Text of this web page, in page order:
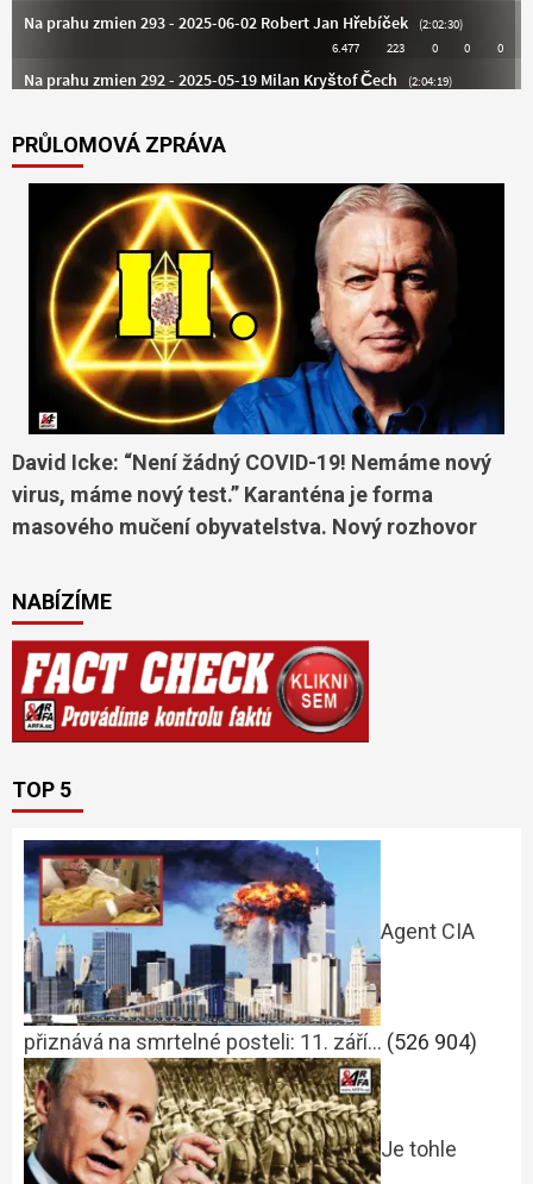
PRŮLOMOVÁ ZPRÁVA
David Icke: “Není žádný COVID-19! Nemáme nový
virus, máme nový test.” Karanténa je forma
masového mučení obyvatelstva. Nový rozhovor
NABÍZÍME
TOP 5
Agent CIA
přiznává na smrtelné posteli: 11. září… (526 904)
Je tohle